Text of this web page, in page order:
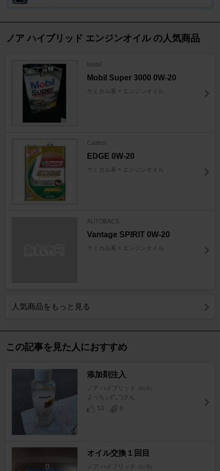
ノア ハイブリッド エンジンオイル の人気商品
Mobil
Mobil Super 3000 0W-20
ケミカル系 > エンジンオイル
Castrol
EDGE 0W-20
ケミカル系 > エンジンオイル
AUTOBACS
Vantage SPIRIT 0W-20
ケミカル系 > エンジンオイル
人気商品をもっと見る
この記事を見た人におすすめ
添加剤注入
ノア ハイブリッド [90系]
よっちぃ(^｡^)さん
53
0
オイル交換１回目
ノア ハイブリッド [90系]